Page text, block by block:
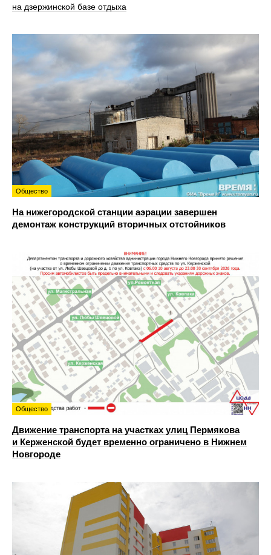
на дзержинской базе отдыха
Общество
На нижегородской станции аэрации завершен
демонтаж конструкций вторичных отстойников
Общество
Движение транспорта на участках улиц Пермякова
и Керженской будет временно ограничено в Нижнем
Новгороде